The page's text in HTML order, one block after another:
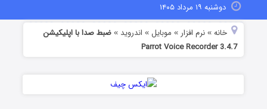
دوشنبه ۱۹ مرداد ۱۴۰۵
خانه »نرم افزار » موبایل » اندروید »ضبط صدا با اپلیکیشن
Parrot Voice Recorder 3.4.7